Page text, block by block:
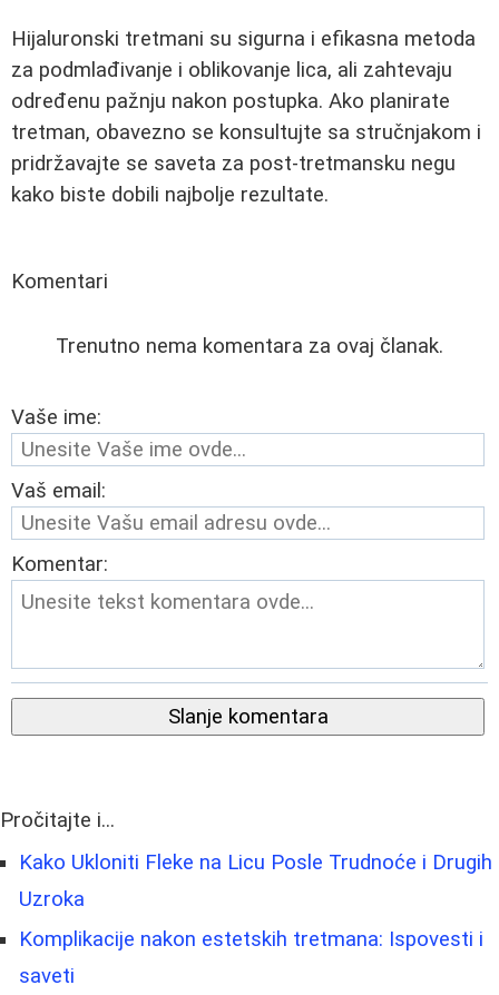
Hijaluronski tretmani su sigurna i efikasna metoda
za podmlađivanje i oblikovanje lica, ali zahtevaju
određenu pažnju nakon postupka. Ako planirate
tretman, obavezno se konsultujte sa stručnjakom i
pridržavajte se saveta za post-tretmansku negu
kako biste dobili najbolje rezultate.
Komentari
Trenutno nema komentara za ovaj članak.
Vaše ime:
Vaš email:
Komentar:
Slanje komentara
Pročitajte i...
Kako Ukloniti Fleke na Licu Posle Trudnoće i Drugih
Uzroka
Komplikacije nakon estetskih tretmana: Ispovesti i
saveti